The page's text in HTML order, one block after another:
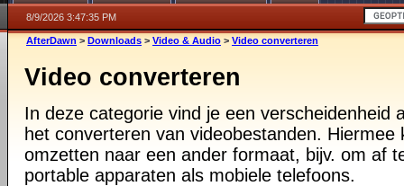
8/9/2026 3:47:35 PM
AfterDawn > Downloads > Video & Audio > Video converteren
Video converteren
In deze categorie vind je een verscheidenheid
het converteren van videobestanden. Hiermee
omzetten naar een ander formaat, bijv. om af
portable apparaten als mobiele telefoons.